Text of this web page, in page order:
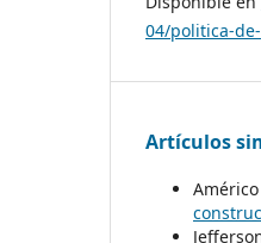
04/politica-
Artículos